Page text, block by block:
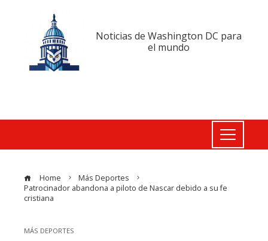
Noticias de Washington DC para
el mundo
Home
Más Deportes
Patrocinador abandona a piloto de Nascar debido a su fe
cristiana
MÁS DEPORTES